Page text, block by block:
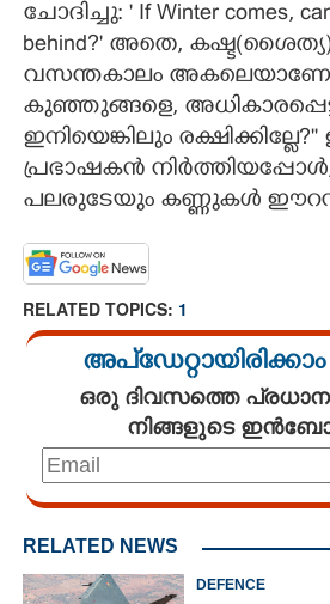
ചോദിച്ചു: ' If Winter comes,
behind?" അതെ,
വസന്തകാലം
കുഞ്ഞുങ്ങളെ,
ഇനിയെങ്കിലും രക്ഷിക്കില്ലേ?""
പ്രഭാഷകൻ
പലരുടേയും കണ്ണുകൾ
RELATED TOPICS: 1
ഒരു ദിവസത്തെ
നിങ്ങളുടെ
RELATED NEWS
DEFENCE